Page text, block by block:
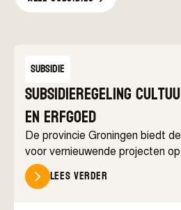
Subsidie
Subsidieregeling
en erfgoed
De provincie Groningen biedt
voor vernieuwende projecten
amateurkunst, actieve
erfgoed. De regeling richt zich
Lees verder